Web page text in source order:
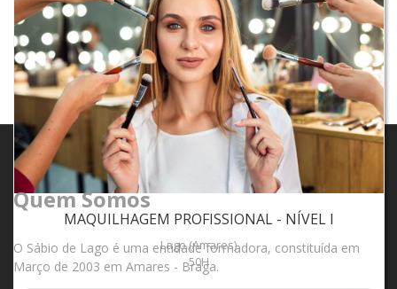
MAQUILHAGEM PROFISSIONAL - NÍVEL I
Lago (Amares)
50H
Quem Somos
O Sábio de Lago é uma entidade formadora, constituída em
Março de 2003 em Amares - Braga.